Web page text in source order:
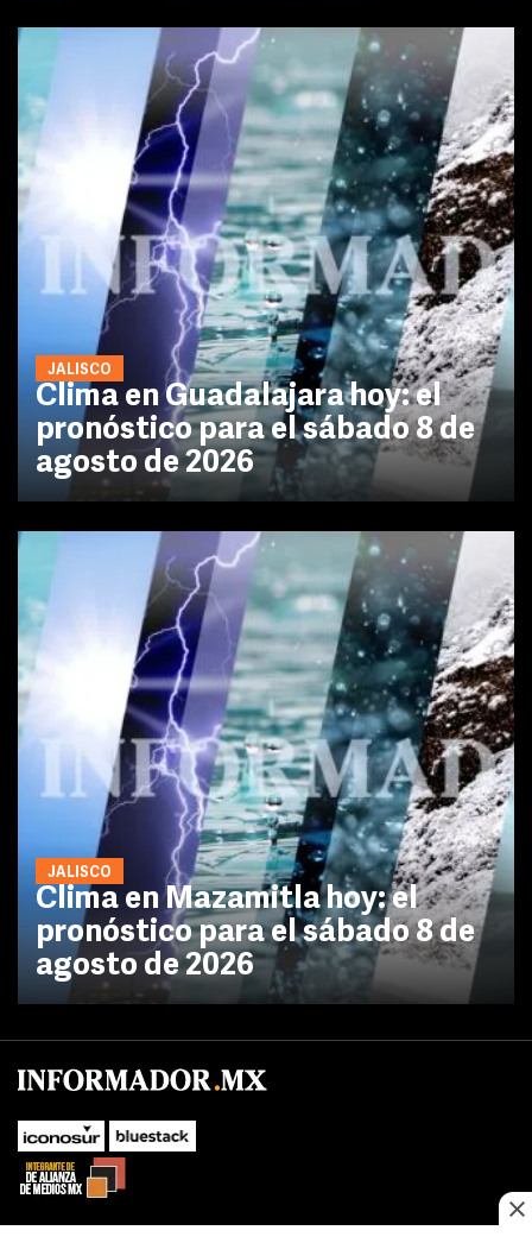
JALISCO
Clima en Guadalajara hoy: el
pronóstico para el sábado 8 de
agosto de 2026
JALISCO
Clima en Mazamitla hoy: el
pronóstico para el sábado 8 de
agosto de 2026